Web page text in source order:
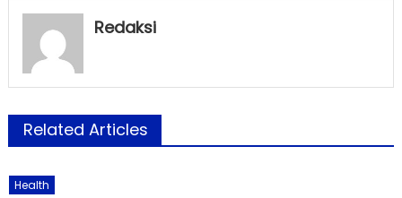
Redaksi
Related Articles
Health